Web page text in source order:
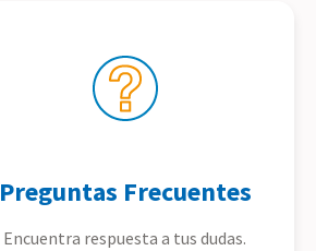
Preguntas Frecuentes
Encuentra respuesta a tus dudas.